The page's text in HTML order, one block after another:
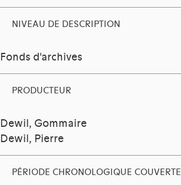
NIVEAU DE DESCRIPTION
Fonds d'archives
PRODUCTEUR
Dewil, Gommaire
Dewil, Pierre
PÉRIODE CHRONOLOGIQUE COUVERTE